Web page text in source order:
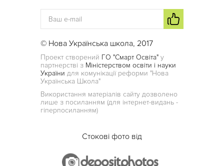
© Нова Українська школа, 2017
Проект створений ГО "Смарт Освіта" у
партнерстві з Міністерством освіти і науки
України для комунікації реформи "Нова
Українська Школа"
Використання матеріалів сайту дозволено
лише з посиланням (для інтернет-видань -
гіперпосиланням)
Стокові фото від